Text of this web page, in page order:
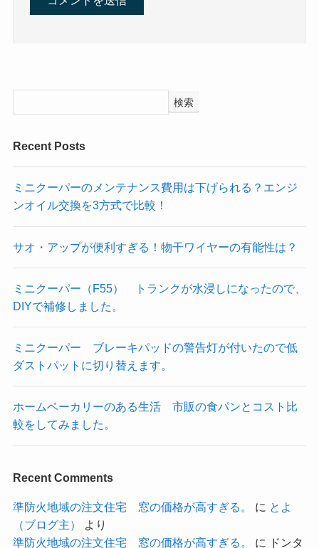
検索
Recent Posts
ミニクーパーのメンテナンス費用は下げられる？エンジ
ンオイル交換を3方式で比較！
サオ・アップが便利すぎる！物干ワイヤーの有能性は？
ミニクーパー（F55） トランクが水浸しになったので、
DIYで補修しました。
ミニクーパー ブレーキパッドの警告灯が付いたので低
ダストパットに切り替えます。
ホームベーカリーのある生活 市販の食パンとコスト比
較をしてみました。
Recent Comments
準防火地域の注文住宅 窓の価格が高すぎる。 に とよ
（ブログ主）
より
準防火地域の注文住宅 窓の価格が高すぎる。
に ドンタ